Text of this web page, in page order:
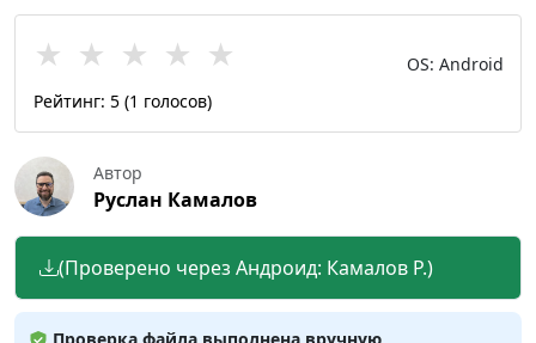
★ ★ ★ ★ ★
Рейтинг: 5 (1 голосов)
OS: Android
Автор
Руслан Камалов
(Проверено через Андроид: Камалов Р.)